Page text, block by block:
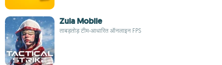
Zula Mobile
ताबड़तोड़ टीम-आधारित ऑनलाइन FPS